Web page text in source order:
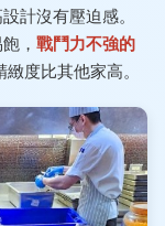
計沒有壓迫感。
， 戰鬥力不強的
度比其他家高。